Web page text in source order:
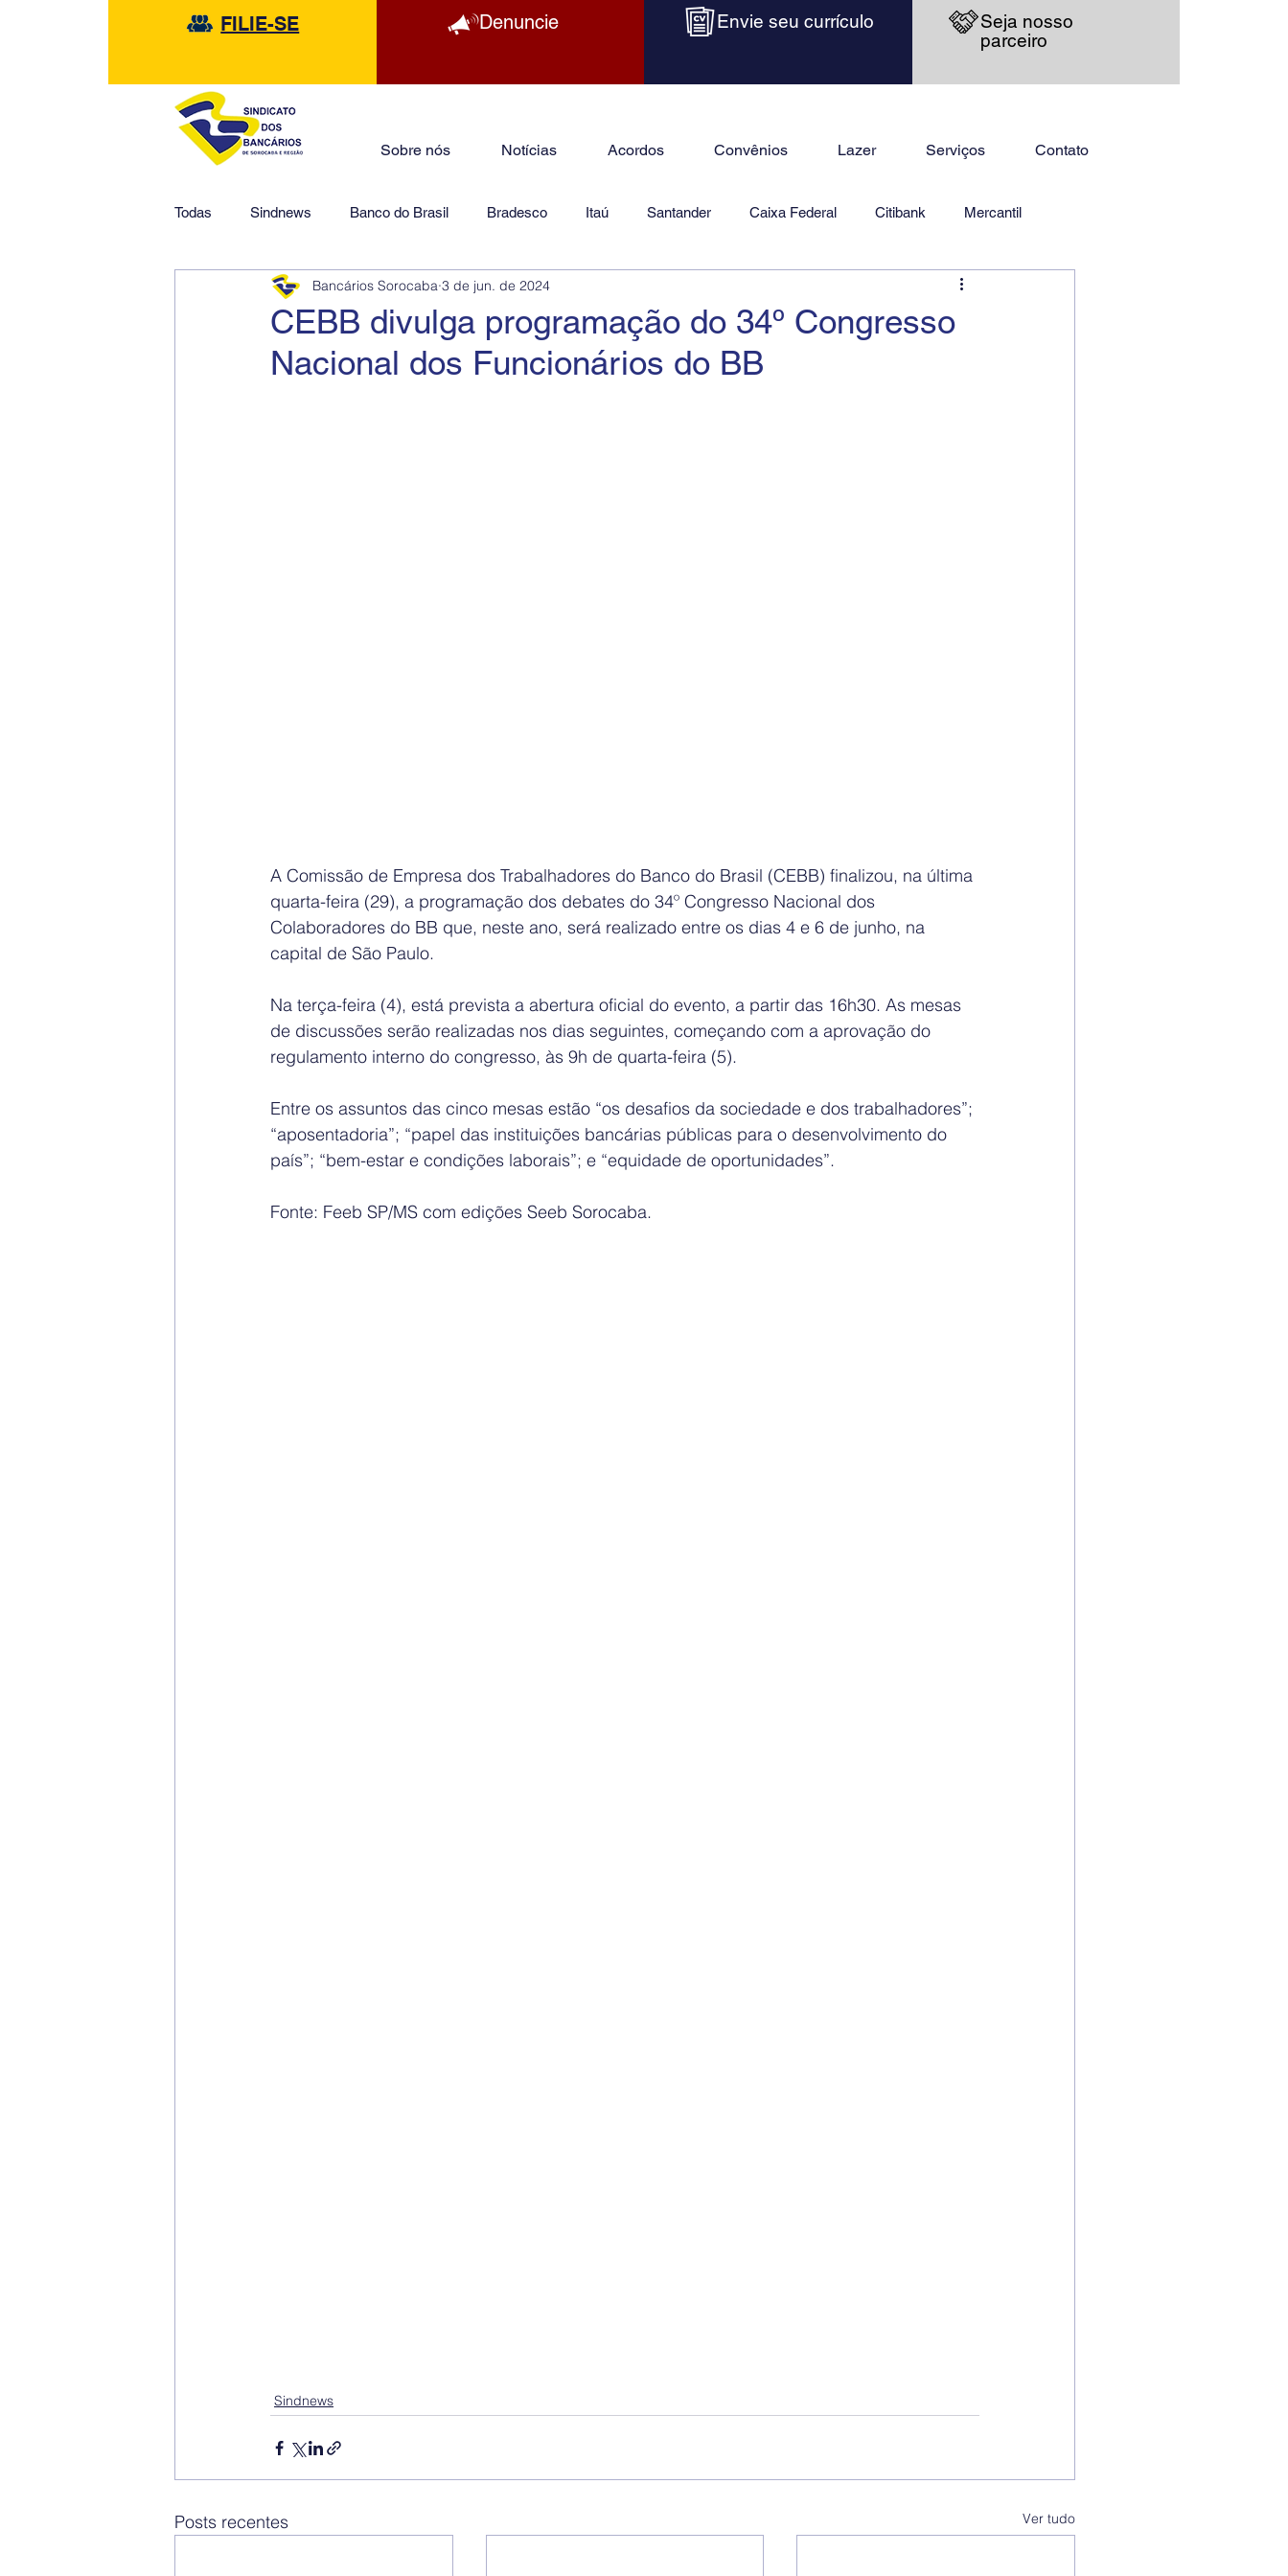
FILIE-SE Denuncie Envie seu currículo
Seja nosso
parceiro
Sobre nós Notícias Acordos Convênios Lazer Serviços Contato
Todas Sindnews Banco do Brasil Bradesco Itaú Santander Caixa Federal Citibank Mercantil
HSBC Financeiras Jurídico
CEBB divulga programação do 34º Congresso
Nacional dos Funcionários do BB
Bancários Sorocaba 3 de jun. de 2024
A Comissão de Empresa dos Trabalhadores do Banco do Brasil (CEBB) finalizou, na última
quarta-feira (29), a programação dos debates do 34º Congresso Nacional dos
Colaboradores do BB que, neste ano, será realizado entre os dias 4 e 6 de junho, na
capital de São Paulo.
Na terça-feira (4), está prevista a abertura oficial do evento, a partir das 16h30. As mesas
de discussões serão realizadas nos dias seguintes, começando com a aprovação do
regulamento interno do congresso, às 9h de quarta-feira (5).
Entre os assuntos das cinco mesas estão “os desafios da sociedade e dos trabalhadores”;
“aposentadoria”; “papel das instituições bancárias públicas para o desenvolvimento do
país”; “bem-estar e condições laborais”; e “equidade de oportunidades”.
Fonte: Feeb SP/MS com edições Seeb Sorocaba.
Sindnews
Posts recentes Ver tudo